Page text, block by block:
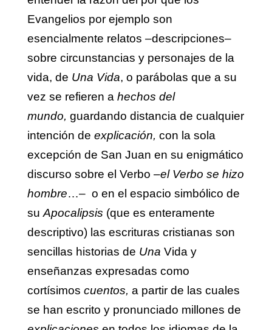
Evangelios por ejemplo son
esencialmente relatos –descripciones–
sobre circunstancias y personajes de la
vida, de Una Vida, o parábolas que a su
vez se refieren a hechos del
mundo, guardando distancia de cualquier
intención de explicación, con la sola
excepción de San Juan en su enigmático
discurso sobre el Verbo –el Verbo se hizo
hombre…– o en el espacio simbólico de
su Apocalipsis (que es enteramente
descriptivo) las escrituras cristianas son
sencillas historias de Una Vida y
enseñanzas expresadas como
cortísimos cuentos, a partir de las cuales
se han escrito y pronunciado millones de